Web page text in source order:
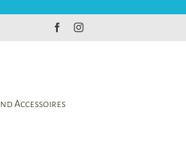
FacebookInstagram
Accessoires